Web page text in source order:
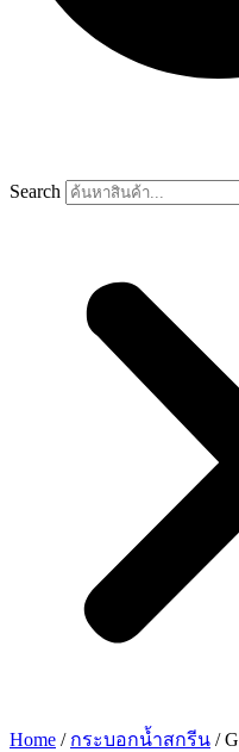
Search
Home / กระบอกน้ำสกรีน /